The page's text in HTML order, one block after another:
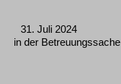
31. Juli 2024
in der Betreuungssache